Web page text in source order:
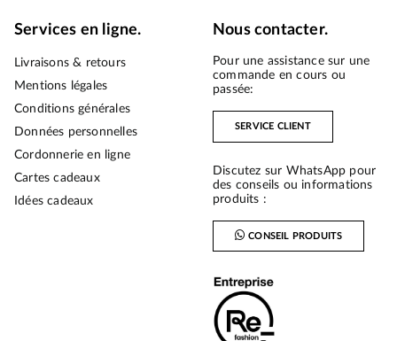
Services en ligne.
Livraisons & retours
Mentions légales
Conditions générales
Données personnelles
Cordonnerie en ligne
Cartes cadeaux
Idées cadeaux
Nous contacter.
Pour une assistance sur une
commande en cours ou
passée:
SERVICE CLIENT
Discutez sur WhatsApp pour
des conseils ou informations
produits :
CONSEIL PRODUITS